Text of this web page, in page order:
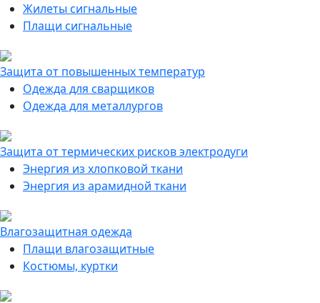
Жилеты сигнальные
Плащи сигнальные
Защита от повышенных температур
Одежда для сварщиков
Одежда для металлургов
Защита от термических рисков электродуги
Энергия из хлопковой ткани
Энергия из арамидной ткани
Влагозащитная одежда
Плащи влагозащитные
Костюмы, куртки